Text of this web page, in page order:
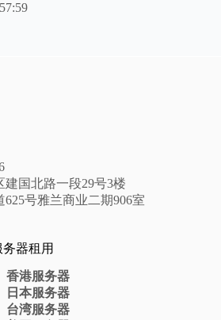
国北路一段29号3楼
号雅兰商业二期906室
务器租用
香港服务器
日本服务器
台湾服务器